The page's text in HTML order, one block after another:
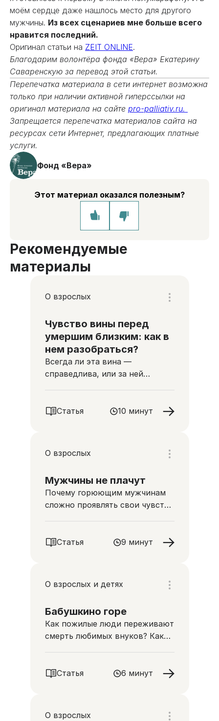
моём сердце даже нашлось место для другого
мужчины. Из всех сценариев мне больше всего
нравится последний.
Оригинал статьи на ZEIT ONLINE.
Благодарим волонтёра фонда «Вера» Екатерину
Саваренскую за перевод этой статьи.
Перепечатка материала в сети интернет возможна
только при наличии активной гиперссылки на
оригинал материала на сайте pro-palliativ.ru.
Запрещается перепечатка материалов сайта на
ресурсах сети Интернет, предлагающих платные
услуги.
Фонд «Вера»
Этот материал оказался полезным?
Рекомендуемые
материалы
О взрослых
Чувство вины перед
умершим близким: как в
нем разобраться?
Всегда ли эта вина —
справедлива, или за ней
Статья 10 минут
О взрослых
Мужчины не плачут
Почему горюющим мужчинам
сложно проявлять свои чувства
Статья 9 минут
О взрослых и детях
Бабушкино горе
Как пожилые люди переживают
смерть любимых внуков? Как
Статья 6 минут
О взрослых